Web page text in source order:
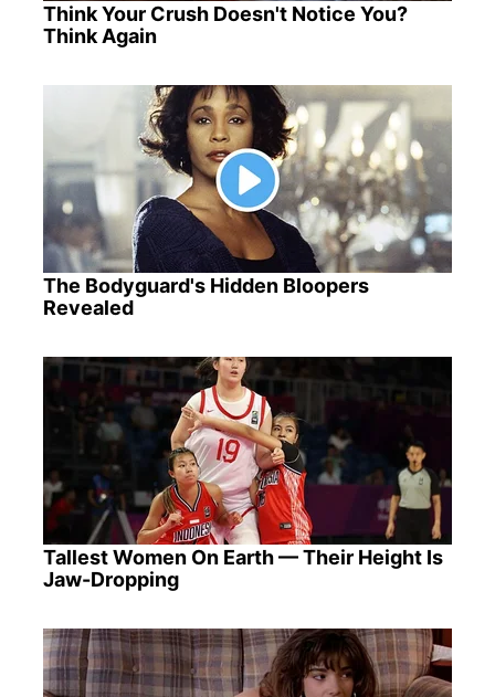
Think Your Crush Doesn't Notice You?
Think Again
The Bodyguard's Hidden Bloopers
Revealed
Tallest Women On Earth — Their Height Is
Jaw-Dropping